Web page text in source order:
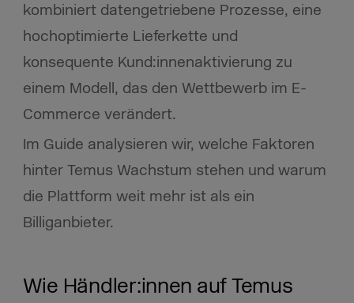
kombiniert datengetriebene Prozesse, eine
hochoptimierte Lieferkette und
konsequente Kund:innenaktivierung zu
einem Modell, das den Wettbewerb im E-
Commerce verändert.
Im Guide analysieren wir, welche Faktoren
hinter Temus Wachstum stehen und warum
die Plattform weit mehr ist als ein
Billiganbieter.
Wie Händler:innen auf Temus